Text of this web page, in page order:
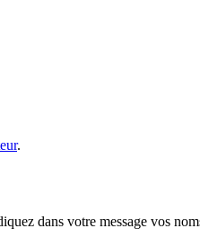
.
dans votre message vos